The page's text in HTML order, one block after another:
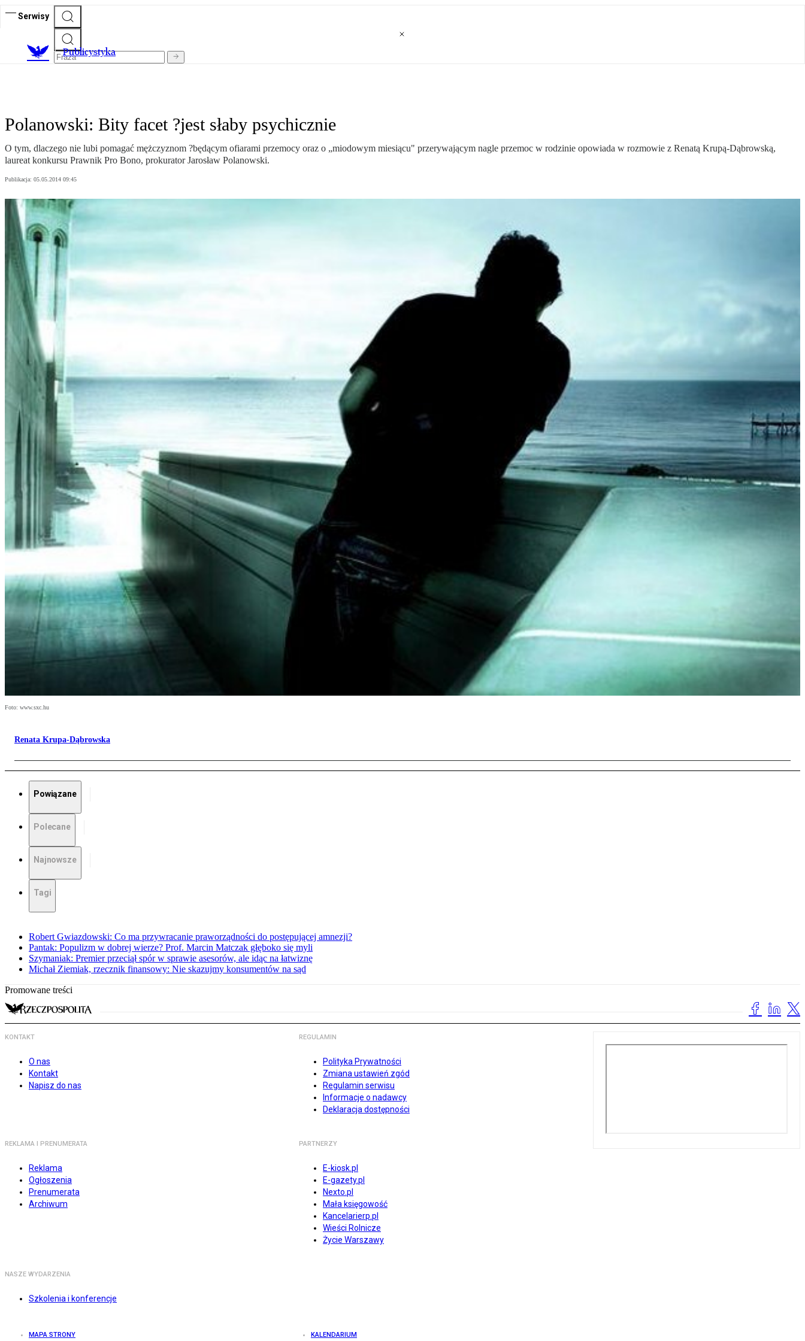
Serwisy
Publicystyka
Polanowski: Bity facet ?jest słaby psychicznie
O tym, dlaczego nie lubi pomagać mężczyznom ?będącym ofiarami przemocy oraz o „miodowym miesiącu" przerywającym nagle przemoc w rodzinie opowiada w rozmowie z Renatą Krupą-Dąbrowską,
laureat konkursu Prawnik Pro Bono, prokurator Jarosław Polanowski.
Publikacja: 05.05.2014 09:45
Foto: www.sxc.hu
Renata Krupa-Dąbrowska
Powiązane
Polecane
Najnowsze
Tagi
Robert Gwiazdowski: Co ma przywracanie praworządności do postępującej amnezji?
Pantak: Populizm w dobrej wierze? Prof. Marcin Matczak głęboko się myli
Szymaniak: Premier przeciął spór w sprawie asesorów, ale idąc na łatwiznę
Michał Ziemiak, rzecznik finansowy: Nie skazujmy konsumentów na sąd
Promowane treści
KONTAKT
O nas
Kontakt
Napisz do nas
REGULAMIN
Polityka Prywatności
Zmiana ustawień zgód
Regulamin serwisu
Informacje o nadawcy
Deklaracja dostępności
REKLAMA I PRENUMERATA
Reklama
Ogłoszenia
Prenumerata
Archiwum
PARTNERZY
E-kiosk.pl
E-gazety.pl
Nexto.pl
Mała księgowość
Kancelarierp.pl
Wieści Rolnicze
Życie Warszawy
NASZE WYDARZENIA
Szkolenia i konferencje
MAPA STRONY KALENDARIUM